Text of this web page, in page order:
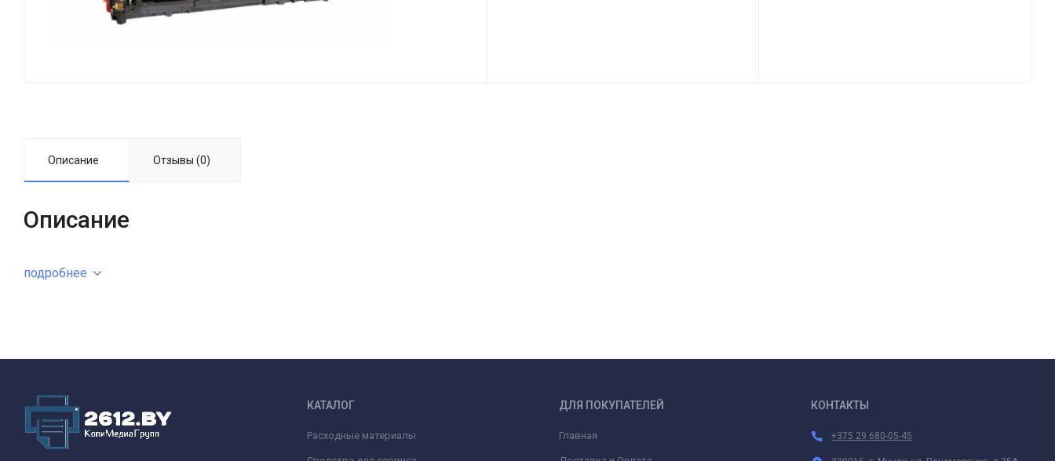
Описание Отзывы (0)
Описание
подробнее
КАТАЛОГ
Расходные материалы
ДЛЯ ПОКУПАТЕЛЕЙ
Главная
КОНТАКТЫ
+375 29 680-05-45